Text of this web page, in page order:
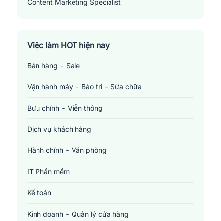
Content Marketing Specialist
Việc làm HOT hiện nay
Bán hàng - Sale
Vận hành máy - Bảo trì - Sửa chữa
Bưu chính - Viễn thông
Dịch vụ khách hàng
Hành chính - Văn phòng
IT Phần mềm
Kế toán
Kinh doanh - Quản lý cửa hàng